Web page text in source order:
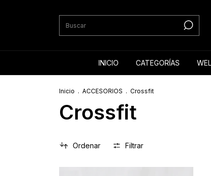
INICIO CATEGORÍAS
Inicio . ACCESORIOS . Crossfit
Crossfit
Ordenar Filtrar